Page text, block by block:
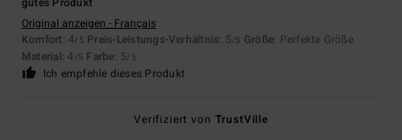
Original anzeigen - Français
Komfort: 4/5 Preis-Leistungs-Verhältnis: 5/5 Größe: Perfekte Größe
Material: 4 /5 Farbe: 5/5
Ich empfehle dieses Produkt
Verifiziert von TrustVille